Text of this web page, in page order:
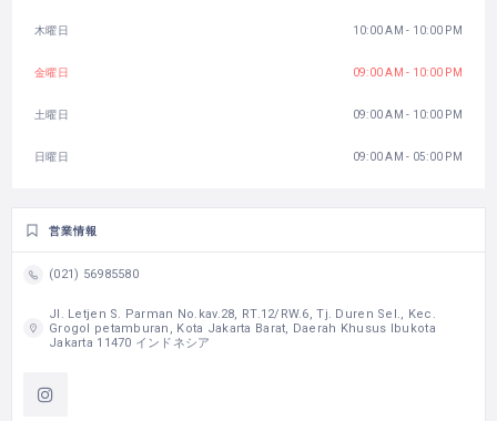
木曜日 10:00 AM - 10:00 PM
金曜日 09:00 AM - 10:00 PM
土曜日 09:00 AM - 10:00 PM
日曜日 09:00 AM - 05:00 PM
営業情報
(021) 56985580
Jl. Letjen S. Parman No.kav.28, RT.12/RW.6, Tj. Duren Sel., Kec.
Grogol petamburan, Kota Jakarta Barat, Daerah Khusus Ibukota
Jakarta 11470 インドネシア